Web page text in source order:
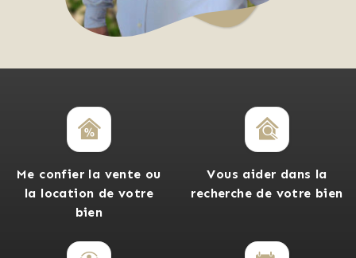
Me confier la vente ou
la location de votre
bien
Vous aider dans la
recherche de votre bien